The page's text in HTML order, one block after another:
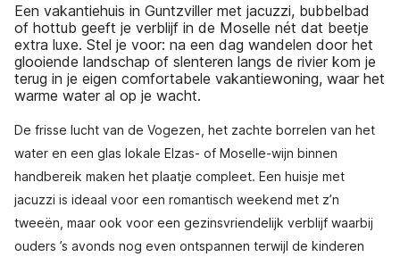
Een vakantiehuis in Guntzviller met jacuzzi, bubbelbad
of hottub geeft je verblijf in de Moselle nét dat beetje
extra luxe. Stel je voor: na een dag wandelen door het
glooiende landschap of slenteren langs de rivier kom je
terug in je eigen comfortabele vakantiewoning, waar het
warme water al op je wacht.
De frisse lucht van de Vogezen, het zachte borrelen van het
water en een glas lokale Elzas- of Moselle-wijn binnen
handbereik maken het plaatje compleet. Een huisje met
jacuzzi is ideaal voor een romantisch weekend met z’n
tweeën, maar ook voor een gezinsvriendelijk verblijf waarbij
ouders ’s avonds nog even ontspannen terwijl de kinderen